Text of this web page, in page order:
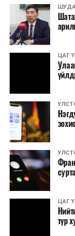
томилолт,
тавилга,
Батлан
Хуулиар
контент,
Заавал
Санхүүгийн
эрүүл
хамрагдахгүй
эрт илрүүлэг,
өвчний
ЦАГ
ЦАГ
түр